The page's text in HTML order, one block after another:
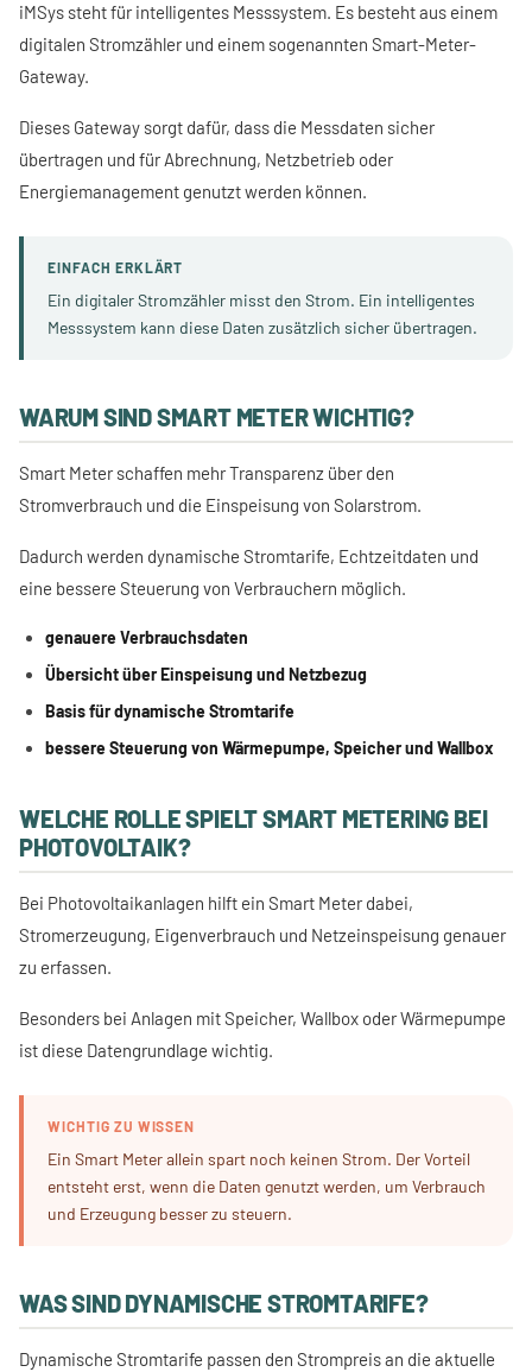
iMSys steht für intelligentes Messsystem. Es besteht aus einem
digitalen Stromzähler und einem sogenannten Smart-Meter-
Gateway.
Dieses Gateway sorgt dafür, dass die Messdaten sicher
übertragen und für Abrechnung, Netzbetrieb oder
Energiemanagement genutzt werden können.
EINFACH ERKLÄRT
Ein digitaler Stromzähler misst den Strom. Ein intelligentes
Messsystem kann diese Daten zusätzlich sicher übertragen.
WARUM SIND SMART METER WICHTIG?
Smart Meter schaffen mehr Transparenz über den
Stromverbrauch und die Einspeisung von Solarstrom.
Dadurch werden dynamische Stromtarife, Echtzeitdaten und
eine bessere Steuerung von Verbrauchern möglich.
genauere Verbrauchsdaten
Übersicht über Einspeisung und Netzbezug
Basis für dynamische Stromtarife
bessere Steuerung von Wärmepumpe, Speicher und Wallbox
WELCHE ROLLE SPIELT SMART METERING BEI
PHOTOVOLTAIK?
Bei Photovoltaikanlagen hilft ein Smart Meter dabei,
Stromerzeugung, Eigenverbrauch und Netzeinspeisung genauer
zu erfassen.
Besonders bei Anlagen mit Speicher, Wallbox oder Wärmepumpe
ist diese Datengrundlage wichtig.
WICHTIG ZU WISSEN
Ein Smart Meter allein spart noch keinen Strom. Der Vorteil
entsteht erst, wenn die Daten genutzt werden, um Verbrauch
und Erzeugung besser zu steuern.
WAS SIND DYNAMISCHE STROMTARIFE?
Dynamische Stromtarife passen den Strompreis an die aktuelle